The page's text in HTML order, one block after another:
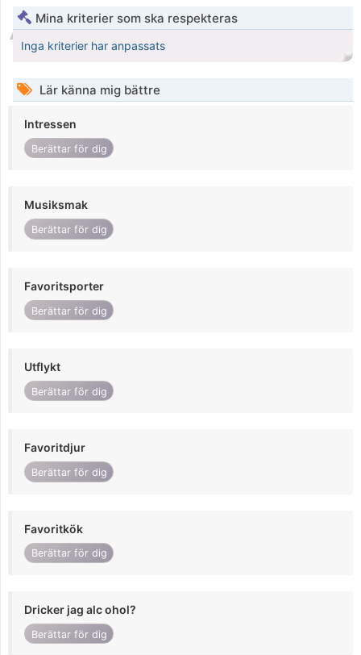
Mina kriterier som ska respekteras
Inga kriterier har anpassats
Lär känna mig bättre
Intressen
Berättar för dig
Musiksmak
Berättar för dig
Favoritsporter
Berättar för dig
Utflykt
Berättar för dig
Favoritdjur
Berättar för dig
Favoritkök
Berättar för dig
Dricker jag alc ohol?
Berättar för dig